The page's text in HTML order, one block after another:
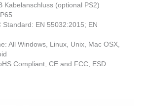
Kabelanschluss (optional PS2)
Standard: EN 55032:2015; EN
All Windows, Linux, Unix, Mac OSX,
Compliant, CE and FCC, ESD